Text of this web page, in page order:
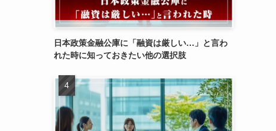
日本政策金融公庫に「融資は厳しい…」と言わ
れた時に知っておきたい他の選択肢